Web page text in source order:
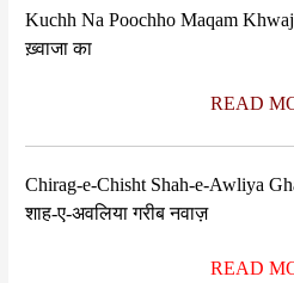
Kuchh Na Poochho Maqam
ख़्वाजा का
READ
Chirag-e-Chisht Shah-e-Awliya
शाह-ए-अवलिया गरीब नवाज़
READ